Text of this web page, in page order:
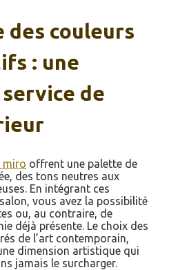
des couleurs
: une
de
miro offrent une palette de
des tons neutres aux
En intégrant ces
vous avez la possibilité
ou, au contraire, de
déjà présente. Le choix des
de l’art contemporain,
dimension artistique qui
jamais le surcharger.